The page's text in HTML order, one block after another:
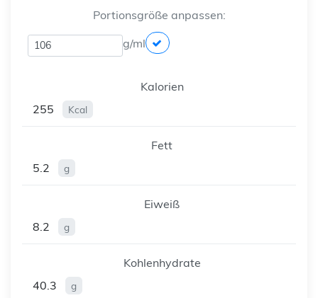
Portionsgröße anpassen:
g/ml
Kalorien
255
Kcal
Fett
5.2
g
Eiweiß
8.2
g
Kohlenhydrate
40.3
g